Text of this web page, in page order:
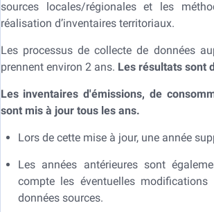
sources locales/régionales et les
réalisation d’inventaires territoriaux.
Les processus de collecte de données
prennent environ 2 ans. Les résultats sont
Les inventaires d'émissions, de
sont mis à jour tous les ans.
Lors de cette mise à jour, une année
Les années antérieures sont
compte les éventuelles
données sources.